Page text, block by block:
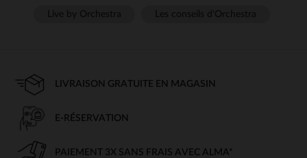
LIVRAISON GRATUITE EN MAGASIN
E-RÉSERVATION
PAIEMENT 3X SANS FRAIS AVEC ALMA*